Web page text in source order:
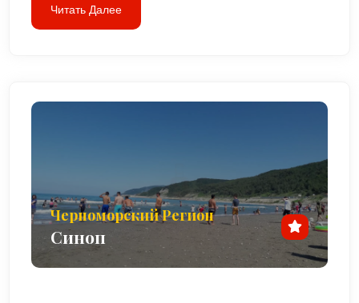
Читать Далее
Черноморский Регион
Синоп